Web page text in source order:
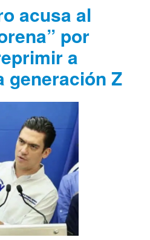
acusa al
por
a
generación Z